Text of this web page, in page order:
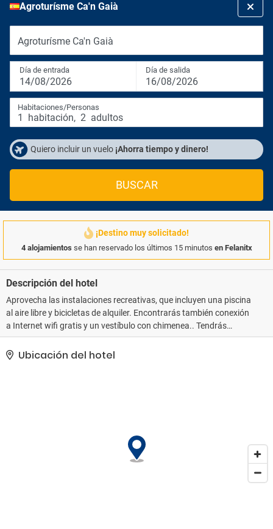
Agroturísme Ca'n Gaià
Agroturísme Ca'n Gaià
Día de entrada
14/08/2026
Día de salida
16/08/2026
Habitaciones/Personas
1 habitación, 2 adultos
Quiero incluir un vuelo ¡Ahorra tiempo y dinero!
BUSCAR
¡Destino muy solicitado!
4 alojamientos se han reservado los últimos 15 minutos en Felanitx
Descripción del hotel
Aprovecha las instalaciones recreativas, que incluyen una piscina
al aire libre y bicicletas de alquiler. Encontrarás también conexión
a Internet wifi gratis y un vestíbulo con chimenea.. Tendrás
consigna de equipaje y una biblioteca a tu disposición. Hay un
aparcamiento sin asistencia gratuito disponible..
Ubicación del hotel